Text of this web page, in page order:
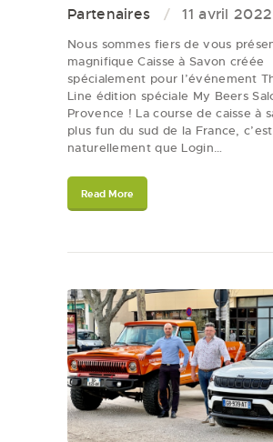
Partenaires 11 avril 2022
Nous sommes fiers de vous
magnifique Caisse à Savon créée
spécialement pour l’événement
Line édition spéciale My Beers
Provence ! La course de caisse à
plus fun du sud de la France,
naturellement que Login…
Read More